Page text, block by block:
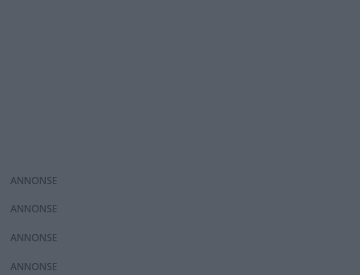
ANNONS
ANNONS
ANNONS
ANNONS